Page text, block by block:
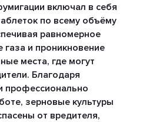
включал в себя
по всему объёму
равномерное
газа и проникновение
места, где могут
Благодаря
профессионально
зерновые культуры
от вредителя,